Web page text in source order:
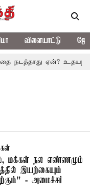
விளையாட்டு
நடத்தாது ஏன்?
மக்கள் நல எண்ணமும்
இயற்கையும்
- அமைச்சர்